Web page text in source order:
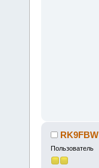
RK9FBW
Пользователь